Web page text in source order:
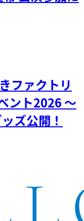
ファクトリ
ント2026 ～
ズ公開！